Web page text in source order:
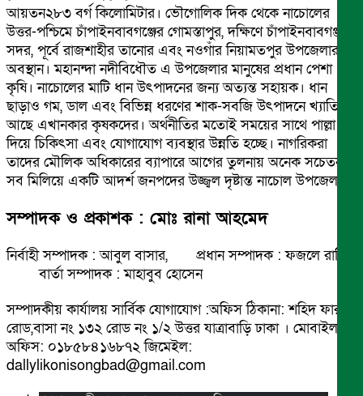
আয়তন২৮৩ বর্গ কিলোমিটার। ভৌগোলিক দিক থেকে নাচোলের
উত্তর-পশ্চিমে চাঁপাইনবাবগঞ্জের গোমস্তাপুর, দক্ষিণে চাঁপাইনবাবগঞ্জ
সদর, পূর্বে রাজশাহীর তানোর এবং নওগাঁর নিয়ামতপুর উপজেলার
অবস্থান। মহানন্দা নদীবিধৌত এ উপজেলার মানুষের প্রধান পেশা
কৃষি। নাচোলের মাটি ধান উৎপাদনের জন্য অত্যন্ত সহায়ক। ধান
ছাড়াও গম, ডাল এবং বিভিন্ন ধরণের শাক-সবজি উৎপাদনে খ্যাতি
আছে এখানকার কৃষকদের। অর্থনীতির মতোই সময়ের সাথে পাল্লা
দিয়ে চিকিৎসা এবং যোগাযোগ ব্যবস্থার উন্নতি হচ্ছে। নাগরিকরা
তাদের মৌলিক অধিকারের ব্যাপারে আগের তুলনায় অনেক সচেতন।
সব মিলিয়ে একটি আদর্শ জনপদের উজ্জ্বল দৃষ্টান্ত নাচোল উপজেলা।
সম্পাদক ও প্রকাশক : মোঃ রানা আহমেদ
নির্বাহী সম্পাদক : আবুল বাসার, প্রধান সম্পাদক : ফজলে রাব্বি
বার্তা সম্পাদক : মাহাবুব হোসেন
সম্পাদকীয় কার্যালয় সার্বিক যোগাযোগ :অফিস ঠিকানা: শহিদ ফারুক
রোড,বাসা নং ১৩২ রোড নং ১/২ উত্তর যাত্রাবাড়ি ঢাকা । মোবাইল
অফিস: ০১৮৫৮৪১৬৮৭২ জিমেইল:
dallylikonisongbad@gmail.com